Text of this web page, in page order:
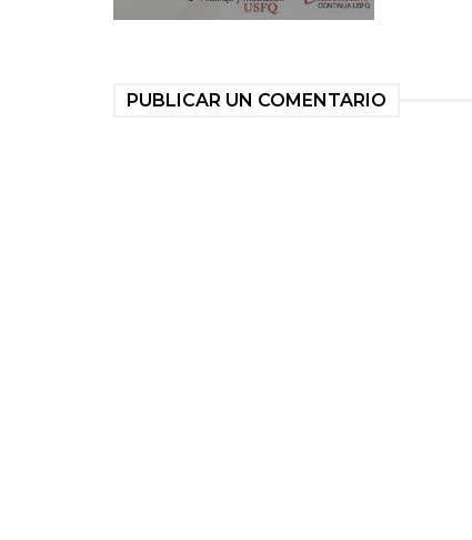
PUBLICAR UN COMENTARIO